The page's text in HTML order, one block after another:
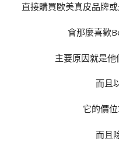
直接購買歐美真皮品牌
會那麼喜歡
主要原因就是他
而且
它的價
而且